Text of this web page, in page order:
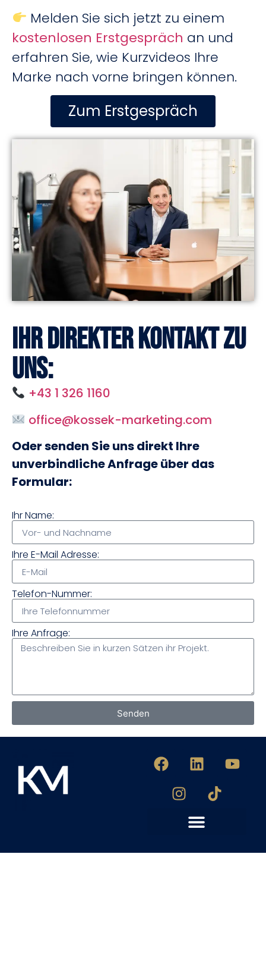
Melden Sie sich jetzt zu einem
kostenlosen Erstgespräch an und
erfahren Sie, wie Kurzvideos Ihre
Marke nach vorne bringen können.
Zum Erstgespräch
Ihr direkter Kontakt zu
uns:
+43 1 326 1160
office@kossek-marketing.com
Oder senden Sie uns direkt Ihre
unverbindliche Anfrage über das
Formular:
Ihr Name:
Ihre E-Mail Adresse:
Telefon-Nummer:
Ihre Anfrage:
Senden